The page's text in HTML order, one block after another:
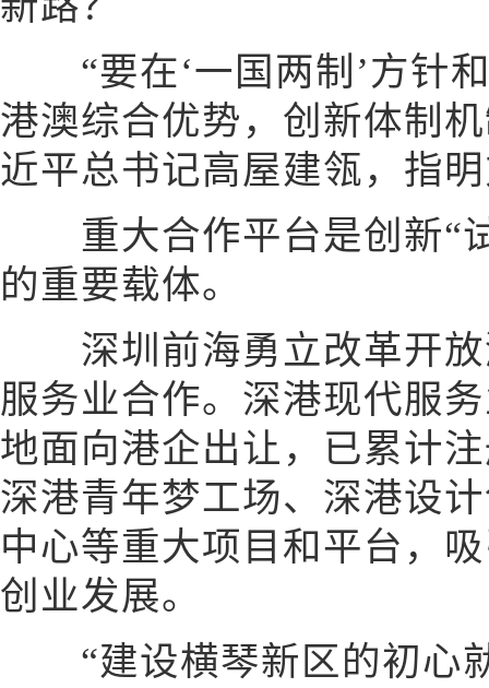
“要在‘一国两制’方针
港澳综合优势，创新体制
近平总书记高屋建瓴，指
重大合作平台是创新“
的重要载体。
深圳前海勇立改革开放
服务业合作。深港现代服
地面向港企出让，已累计
深港青年梦工场、深港设
中心等重大项目和平台，
创业发展。
“建设横琴新区的初心